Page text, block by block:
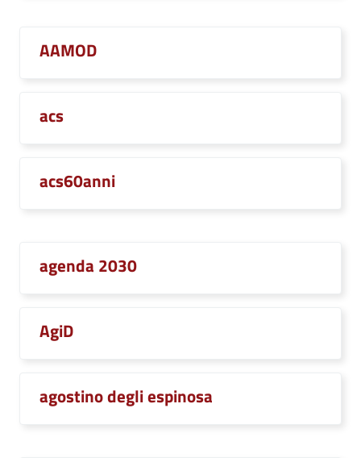
AAMOD
acs
acs60anni
agenda 2030
AgiD
agostino degli espinosa